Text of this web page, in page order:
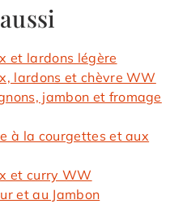
et lardons légère
lardons et chèvre WW
jambon et fromage
à la courgettes et aux
et curry WW
et au Jambon